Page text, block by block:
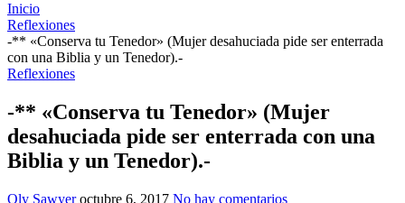
Inicio
Reflexiones
-** «Conserva tu Tenedor» (Mujer desahuciada pide ser enterrada
con una Biblia y un Tenedor).-
Reflexiones
-** «Conserva tu Tenedor» (Mujer
desahuciada pide ser enterrada con una
Biblia y un Tenedor).-
Oly Sawyer octubre 6, 2017 No hay comentarios